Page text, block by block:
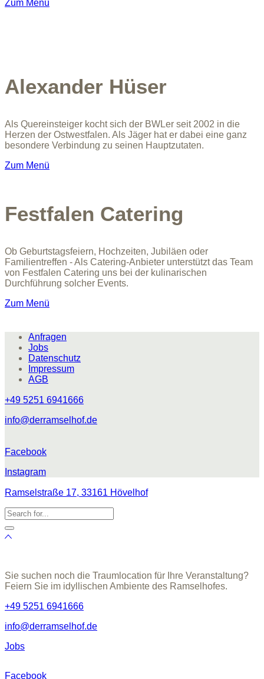
Zum Menü
Alexander Hüser
Als Quereinsteiger kocht sich der BWLer seit 2002 in die
Herzen der Ostwestfalen. Als Jäger hat er dabei eine ganz
besondere Verbindung zu seinen Hauptzutaten.
Zum Menü
Festfalen Catering
Ob Geburtstagsfeiern, Hochzeiten, Jubiläen oder
Familientreffen - Als Catering-Anbieter unterstützt das Team
von Festfalen Catering uns bei der kulinarischen
Durchführung solcher Events.
Zum Menü
Anfragen
Jobs
Datenschutz
Impressum
AGB
+49 5251 6941666
info@derramselhof.de
Facebook
Instagram
Ramselstraße 17, 33161 Hövelhof
Sie suchen noch die Traumlocation für Ihre Veranstaltung?
Feiern Sie im idyllischen Ambiente des Ramselhofes.
+49 5251 6941666
info@derramselhof.de
Jobs
Facebook